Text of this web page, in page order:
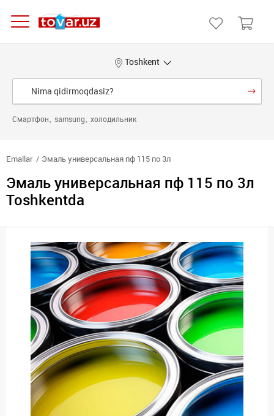
Toshkent
Смартфон samsung холодильник
Emallar Эмаль универсальная пф 115 по 3л
Эмаль универсальная пф 115 по 3л
Toshkentda